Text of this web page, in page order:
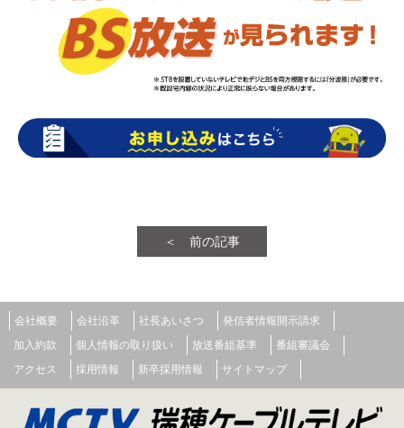
＜ 前の記事
会社概要 会社沿革 社長あいさつ
発信者情報開示請求
加入約款
個人情報の取り扱い 放送番組基準
番組審議会
アクセス
採用情報 新卒採用情報 サイトマップ